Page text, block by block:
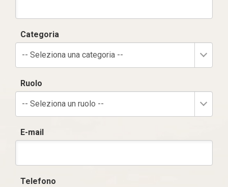
Categoria
-- Seleziona una categoria --
Ruolo
-- Seleziona un ruolo --
E-mail
Telefono